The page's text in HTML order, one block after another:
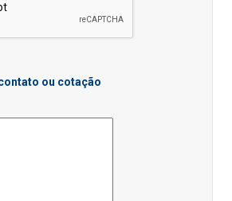
ou cotação